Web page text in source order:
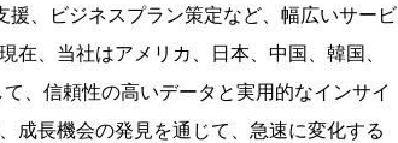
、ビジネスプラン策定など、幅広いサービ
、当社はアメリカ、日本、中国、韓国、
、信頼性の高いデータと実用的なインサイ
成長機会の発見を通じて、急速に変化する